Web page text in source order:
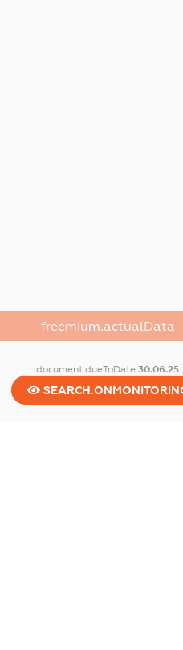
freemium.actualData
document.dueToDate30.06.25